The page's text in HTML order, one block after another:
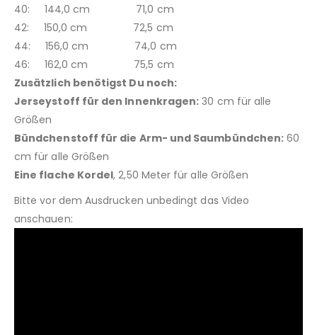
40: 144,0 cm 71,0 cm
42: 150,0 cm 72,5 cm
44: 156,0 cm 74,0 cm
46: 162,0 cm 75,5 cm
Zusätzlich benötigst Du noch:
Jerseystoff für den Innenkragen: 30 cm für alle
Größen
Bündchenstoff für die Arm- und Saumbündchen: 60
cm für alle Größen
Eine flache Kordel, 2,50 Meter für alle Größen
Bitte vor dem Ausdrucken unbedingt das Video
anschauen: